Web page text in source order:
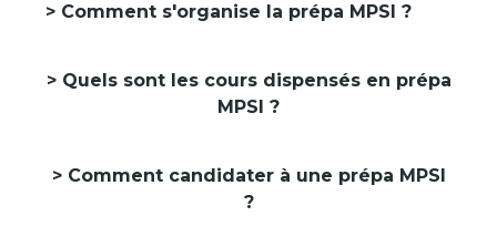
Comment s'organise la prépa MPSI ?
Quels sont les cours dispensés en prépa
MPSI ?
Comment candidater à une prépa MPSI
?